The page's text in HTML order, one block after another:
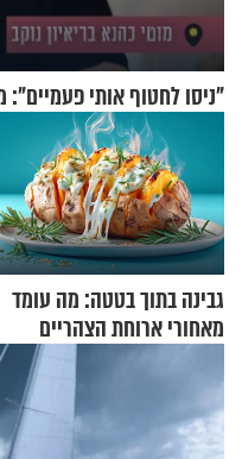
"ניסו לחטוף אותי פעמיים":
גבינה בתוך בטטה: מה עומד
מאחורי ארוחת הצהריים
שכבשה את הרשת?